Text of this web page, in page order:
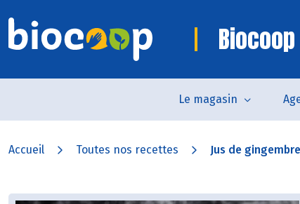
Le magasin
Accueil Toutes nos recettes Jus de